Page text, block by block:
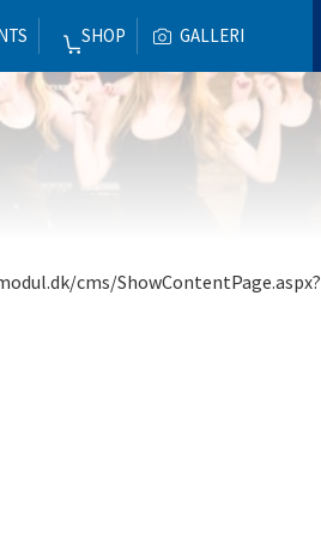
SHOP GALLERI
cms/ShowContentPage.aspx?